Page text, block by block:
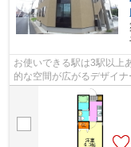
お使いできる駅は3駅以上
的な空間が広がるデザイ
風良好で陽の当たる気持ち